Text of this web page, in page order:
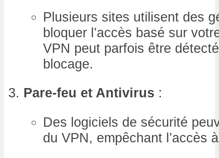
Plusieurs sites utilisent des
bloquer l’accès basé sur
VPN peut parfois être
blocage.
Pare-feu et Antivirus :
Des logiciels de sécurité
du VPN, empêchant l’accès